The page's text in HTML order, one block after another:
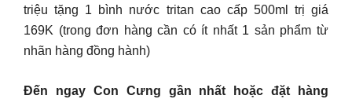
triệu tặng 1 bình nước tritan cao cấp 500ml trị giá
169K (trong đơn hàng cần có ít nhất 1 sản phẩm từ
nhãn hàng đồng hành)
Đến ngay Con Cưng gần nhất hoặc đặt hàng